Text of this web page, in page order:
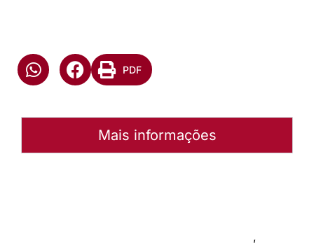
PDF
Mais informações
,